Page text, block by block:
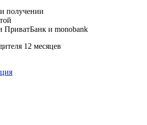
получении
ПриватБанк и monobank
12 месяцев